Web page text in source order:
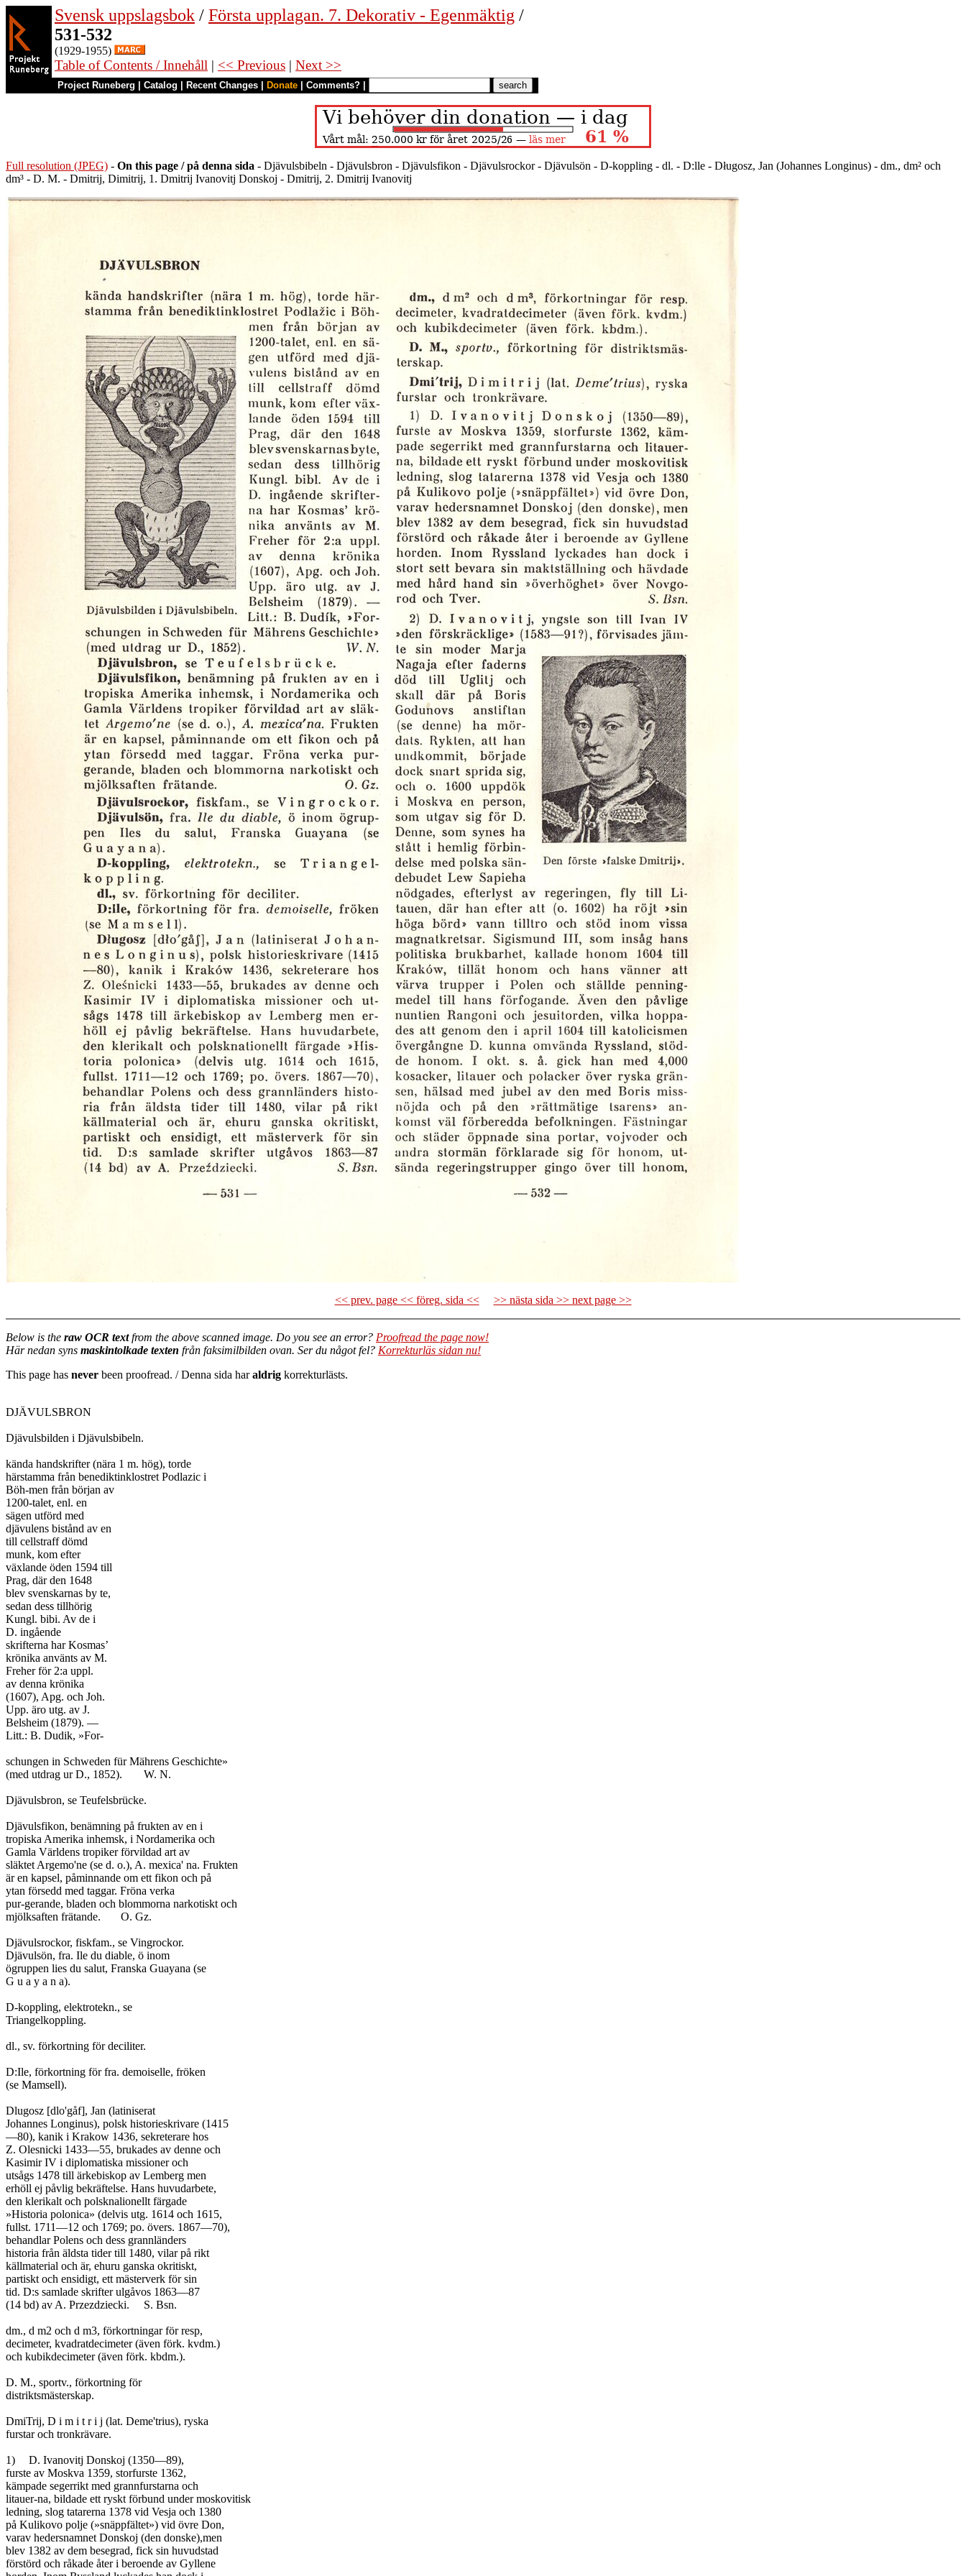
Svensk uppslagsbok / Första upplagan. 7. Dekorativ - Egenmäktig /
531-532
(1929-1955)
Table of Contents / Innehåll | << Previous | Next >>
Project Runeberg Catalog Recent Changes Donate Comments?
Full resolution (JPEG) - On this page / på denna sida - Djävulsbibeln - Djävulsbron - Djävulsfikon - Djävulsrockor - Djävulsön - D-koppling - dl. - D:lle - Długosz, Jan (Johannes Longinus) - dm., dm² och
dm³ - D. M. - Dmitrij, Dimitrij, 1. Dmitrij Ivanovitj Donskoj - Dmitrij, 2. Dmitrij Ivanovitj
<< prev. page << föreg. sida << >> nästa sida >> next page >>
Below is the raw OCR textfrom the above scanned image. Do you see an error? Proofread the page now!
Här nedan syns maskintolkade texten från faksimilbilden ovan. Ser du något fel? Korrekturläs sidan nu!
This page has never been proofread. / Denna sida haraldrig korrekturlästs.
DJÄVULSBRON
Djävulsbilden i Djävulsbibeln.
kända handskrifter (nära 1 m. hög), torde
härstamma från benediktinklostret Podlazic i
Böh-men från början av
1200-talet, enl. en
sägen utförd med
djävulens bistånd av en
till cellstraff dömd
munk, kom efter
växlande öden 1594 till
Prag, där den 1648
blev svenskarnas by te,
sedan dess tillhörig
Kungl. bibi. Av de i
D. ingående
skrifterna har Kosmas’
krönika använts av M.
Freher för 2:a uppl.
av denna krönika
(1607), Apg. och Joh.
Upp. äro utg. av J.
Belsheim (1879). —
Litt.: B. Dudik, »For-
schungen in Schweden für Mährens Geschichte»
(med utdrag ur D., 1852).	W. N.
Djävulsbron, se Teufelsbrücke.
Djävulsfikon, benämning på frukten av en i
tropiska Amerika inhemsk, i Nordamerika och
Gamla Världens tropiker förvildad art av
släktet Argemo'ne (se d. o.), A. mexica' na. Frukten
är en kapsel, påminnande om ett fikon och på
ytan försedd med taggar. Fröna verka
pur-gerande, bladen och blommorna narkotiskt och
mjölksaften frätande.	O. Gz.
Djävulsrockor, fiskfam., se Vingrockor.
Djävulsön, fra. Ile du diable, ö inom
ögruppen lies du salut, Franska Guayana (se
G u a y a n a).
D-koppling, elektrotekn., se
Triangelkoppling.
dl., sv. förkortning för deciliter.
D:Ile, förkortning för fra. demoiselle, fröken
(se Mamsell).
Dlugosz [dlo'gåf], Jan (latiniserat
Johannes Longinus), polsk historieskrivare (1415
—80), kanik i Krakow 1436, sekreterare hos
Z. Olesnicki 1433—55, brukades av denne och
Kasimir IV i diplomatiska missioner och
utsågs 1478 till ärkebiskop av Lemberg men
erhöll ej påvlig bekräftelse. Hans huvudarbete,
den klerikalt och polsknalionellt färgade
»Historia polonica» (delvis utg. 1614 och 1615,
fullst. 1711—12 och 1769; po. övers. 1867—70),
behandlar Polens och dess grannländers
historia från äldsta tider till 1480, vilar på rikt
källmaterial och är, ehuru ganska okritiskt,
partiskt och ensidigt, ett mästerverk för sin
tid. D:s samlade skrifter ulgåvos 1863—87
(14 bd) av A. Przezdziecki.	S. Bsn.
dm., d m2 och d m3, förkortningar för resp,
decimeter, kvadratdecimeter (även förk. kvdm.)
och kubikdecimeter (även förk. kbdm.).
D. M., sportv., förkortning för
distriktsmästerskap.
DmiTrij, D i m i t r i j (lat. Deme'trius), ryska
furstar och tronkrävare.
1)	D. Ivanovitj Donskoj (1350—89),
furste av Moskva 1359, storfurste 1362,
kämpade segerrikt med grannfurstarna och
litauer-na, bildade ett ryskt förbund under moskovitisk
ledning, slog tatarerna 1378 vid Vesja och 1380
på Kulikovo polje (»snäppfältet») vid övre Don,
varav hedersnamnet Donskoj (den donske),men
blev 1382 av dem besegrad, fick sin huvudstad
förstörd och råkade åter i beroende av Gyllene